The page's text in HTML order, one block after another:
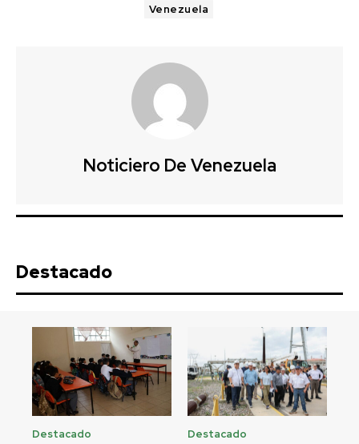
Venezuela
Noticiero De Venezuela
Destacado
Destacado Destacado